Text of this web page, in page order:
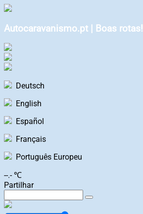
Autocaravanismo.pt | Boas rotas!
Deutsch
English
Español
Français
Português Europeu
--.- ℃
Partilhar